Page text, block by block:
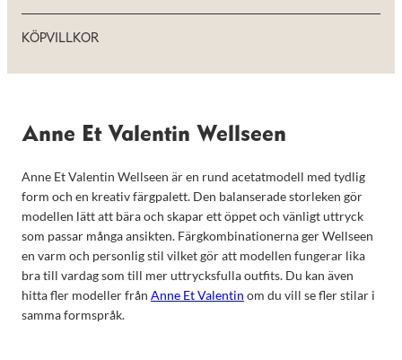
KÖPVILLKOR
Anne Et Valentin Wellseen
Anne Et Valentin Wellseen är en rund acetatmodell med tydlig
form och en kreativ färgpalett. Den balanserade storleken gör
modellen lätt att bära och skapar ett öppet och vänligt uttryck
som passar många ansikten. Färgkombinationerna ger Wellseen
en varm och personlig stil vilket gör att modellen fungerar lika
bra till vardag som till mer uttrycksfulla outfits. Du kan även
hitta fler modeller från Anne Et Valentin om du vill se fler stilar i
samma formspråk.